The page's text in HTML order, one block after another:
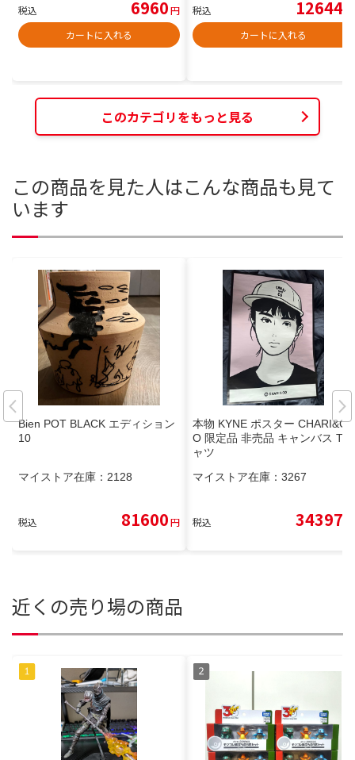
税込 6960円
カートに入れる
税込 12644
カートに入れる
このカテゴリをもっと見る
この商品を見た人はこんな商品も見て
います
Bien POT BLACK エディション
10
マイストア在庫： 2128
税込 81600円
本物 KYNE ポスター CHARI&C
O 限定品 非売品 キャンバス Tシ
ャツ
マイストア在庫： 3267
税込 34397
近くの売り場の商品